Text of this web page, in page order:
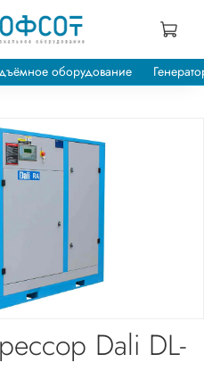
оборудование
Dali DL-